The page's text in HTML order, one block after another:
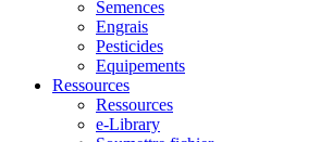
Semences
Engrais
Pesticides
Equipements
Ressources
Ressources
e-Library